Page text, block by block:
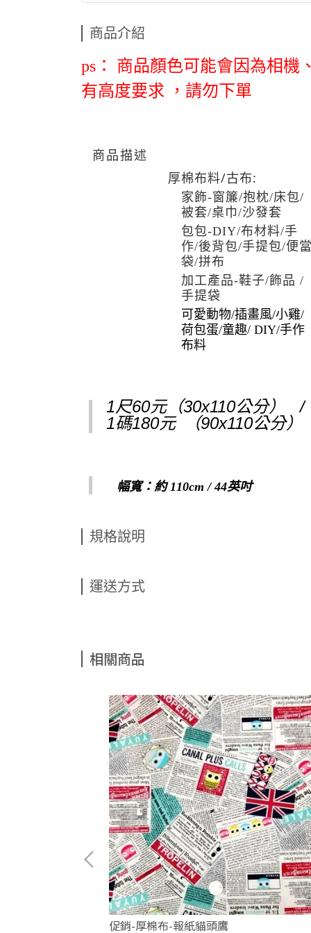
商品介紹
ps： 商品顏色可能會因為相機
有高度要求
， 請勿下單
商品描述
厚棉布料/古布:
家飾-窗簾/抱枕/床包/
被套/桌巾/沙發套
包包-DIY/布材料/手
作/後背包/手提包/便
袋/拼布
加工產品-鞋子/飾品 /
手提袋
可愛動物/插畫風/小雞/
荷包蛋/童趣/ DIY/手作
布料
1尺60元（30x110公分
1碼180元
（90x110公分）
幅寬：約 110cm / 44英吋
規格說明
運送方式
相關商品
促銷-厚棉布-報紙貓頭鷹